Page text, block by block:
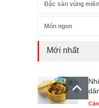
Đặc sản vùng miền
Món ngon
Mới nhất